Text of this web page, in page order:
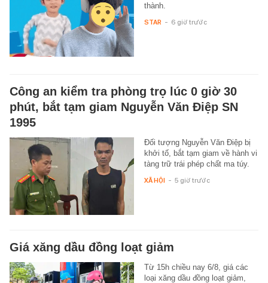
thành.
STAR - 6 giờ trước
Công an kiểm tra phòng trọ lúc 0 giờ 30
phút, bắt tạm giam Nguyễn Văn Điệp SN
1995
Đối tượng Nguyễn Văn Điệp bị
khởi tố, bắt tạm giam về hành vi
tàng trữ trái phép chất ma túy.
XÃ HỘI - 5 giờ trước
Giá xăng dầu đồng loạt giảm
Từ 15h chiều nay 6/8, giá các
loại xăng dầu đồng loạt giảm,